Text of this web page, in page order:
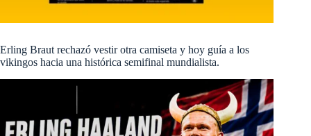
Erling Braut rechazó vestir otra camiseta y hoy guía a los
vikingos hacia una histórica semifinal mundialista.